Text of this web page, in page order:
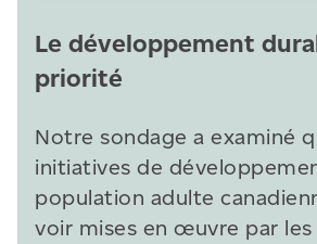
Le développement
priorité
Notre sondage a examiné
initiatives de
population adulte
voir mises en œuvre par